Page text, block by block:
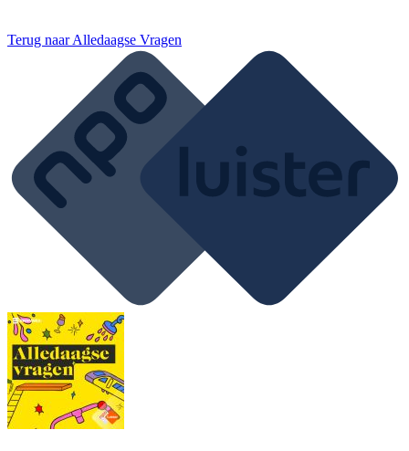
Terug naarAlledaagse Vragen